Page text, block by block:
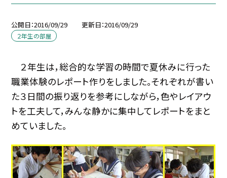
公開日 2016/09/29 更新日 2016/09/29
２年生の部屋
２年生は，総合的な学習の時間で夏休みに行った
職業体験のレポート作りをしました。それぞれが書い
た３日間の振り返りを参考にしながら，色やレイアウ
トを工夫して，みんな静かに集中してレポートをまと
めていました。